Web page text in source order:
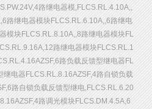
路继电器模,FLCS.RL.4.10A,,
路继电器模块FLCS.RL.6.10A,,6路继电
模块FLCS.RL.8.10A,,8路继电器模块FL
路继电器模块FLCS.RL.1
路负载反馈型继电器FL
电器FLCS.RL.8.16AZSF,4路自锁负载
路自锁负载反馈型继电,FLCS.RL.6.20
路调光模块FLCS.DM.4.5A,6